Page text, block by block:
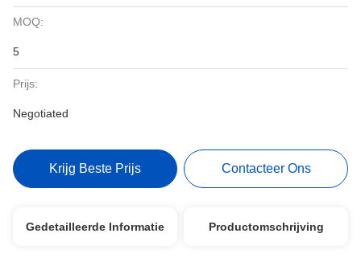
MOQ:
5
Prijs:
Negotiated
Krijg Beste Prijs Contacteer Ons
Gedetailleerde Informatie Productomschrijving